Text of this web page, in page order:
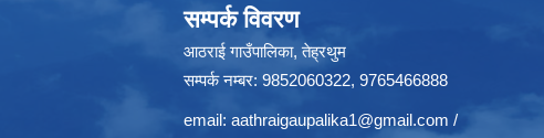
सम्पर्क विवरण
आठराई गाउँपालिका, तेह्रथुम
सम्पर्क नम्बर: 9852060322, 9765466888
email: aathraigaupalika1@gmail.com /